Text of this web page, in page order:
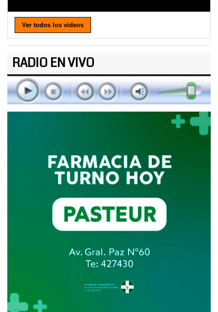
Ver todos los videos
RADIO EN VIVO